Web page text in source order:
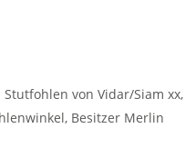
von Vidar/Siam xx,
Besitzer Merlin